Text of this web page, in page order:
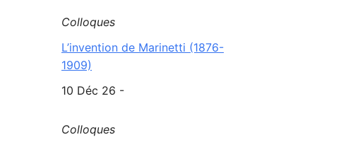
Colloques
L’invention de Marinetti (1876-
1909)
10 Déc 26 -
Colloques